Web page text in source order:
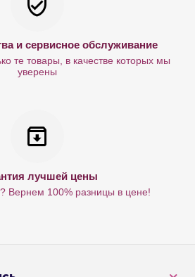
и сервисное обслуживание
те товары, в качестве которых мы
уверены
лучшей цены
Вернем 100% разницы в цене!